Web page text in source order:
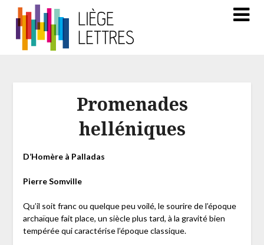
Promenades
helléniques
D’Homère à Palladas
Pierre Somville
Qu’il soit franc ou quelque peu voilé, le sourire de l’époque
archaïque fait place, un siècle plus tard, à la gravité bien
tempérée qui caractérise l’époque classique.